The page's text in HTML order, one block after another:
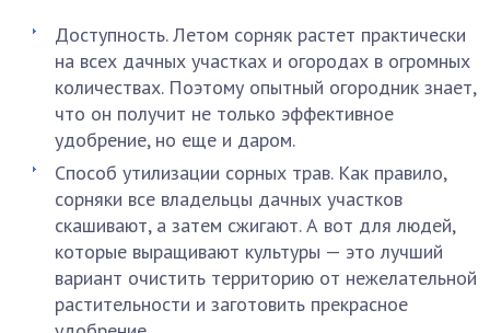
Доступность. Летом сорняк растет практически
на всех дачных участках и огородах в огромных
количествах. Поэтому опытный огородник знает,
что он получит не только эффективное
удобрение, но еще и даром.
Способ утилизации сорных трав. Как правило,
сорняки все владельцы дачных участков
скашивают, а затем сжигают. А вот для людей,
которые выращивают культуры — это лучший
вариант очистить территорию от нежелательной
растительности и заготовить прекрасное